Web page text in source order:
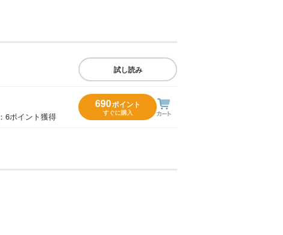
試し読み
：6ポイント獲得
690ポイント
すぐに購入